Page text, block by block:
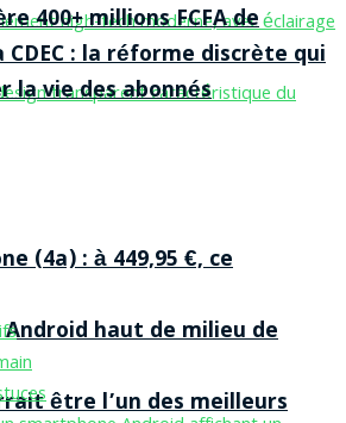
(4a) : à 449,95 €, ce
haut de milieu de
être l’un des meilleurs
400+ millions FCFA de
: la réforme discrète qui
la vie des abonnés